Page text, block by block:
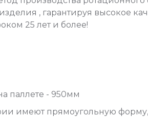
, гарантируя высокое
25 лет и более!
паллете - 950мм
имеют прямоугольную